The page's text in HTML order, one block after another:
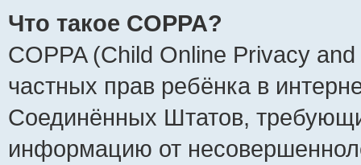
Что такое COPPA?
COPPA (Child Online Privacy
частных прав ребёнка в
Соединённых Штатов,
информацию от